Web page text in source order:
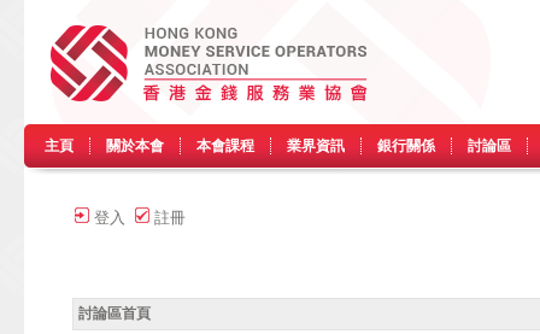
主頁 關於本會 本會課程 業界資訊 銀行關係 討論區
登入 註冊
討論區首頁